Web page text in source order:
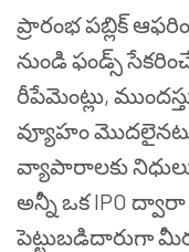
ప్రారంభ పబ్లిక్
నుండి ఫండ్స్
రీపేమెంట్లు,
వ్యూహం
వ్యాపారాలకు
అన్నీ ఒక IPO ద్వారా
పెట్టుబడిదారుగా